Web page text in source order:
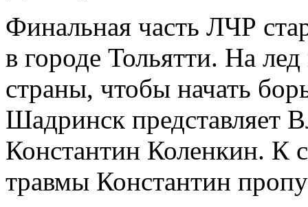
Финальная часть ЛЧР
в городе Тольятти. На
страны, чтобы начать
Шадринск представляет
Константин Коленкин. К
травмы Константин